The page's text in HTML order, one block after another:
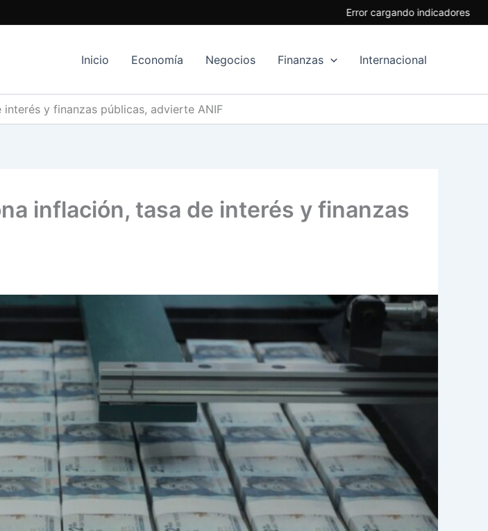
Error cargando indicadores
Inicio
Economía Negocios Finanzas Internacional
y finanzas públicas, advierte ANIF
inflación, tasa de interés y finanzas